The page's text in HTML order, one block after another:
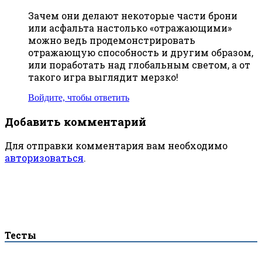
Зачем они делают некоторые части брони
или асфальта настолько «отражающими»
можно ведь продемонстрировать
отражающую способность и другим образом,
или поработать над глобальным светом, а от
такого игра выглядит мерзко!
Войдите, чтобы ответить
Добавить комментарий
Для отправки комментария вам необходимо
авторизоваться.
Тесты